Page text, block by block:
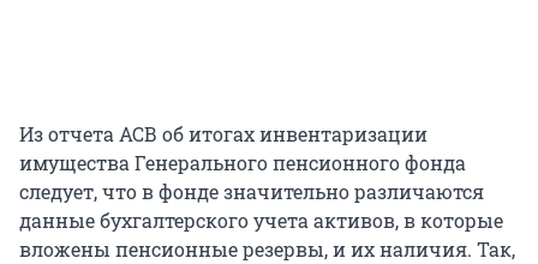
Из отчета АСВ об итогах инвентаризации
имущества Генерального пенсионного фонда
следует, что в фонде значительно различаются
данные бухгалтерского учета активов, в которые
вложены пенсионные резервы, и их наличия. Так,